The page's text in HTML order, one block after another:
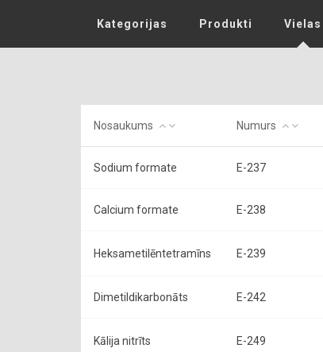
Kategorijas Produkti Vielas
Nosaukums Numurs
Sodium formate E-237
Calcium formate E-238
Heksametilēntetramīns E-239
Dimetildikarbonāts E-242
Kālija nitrīts E-249